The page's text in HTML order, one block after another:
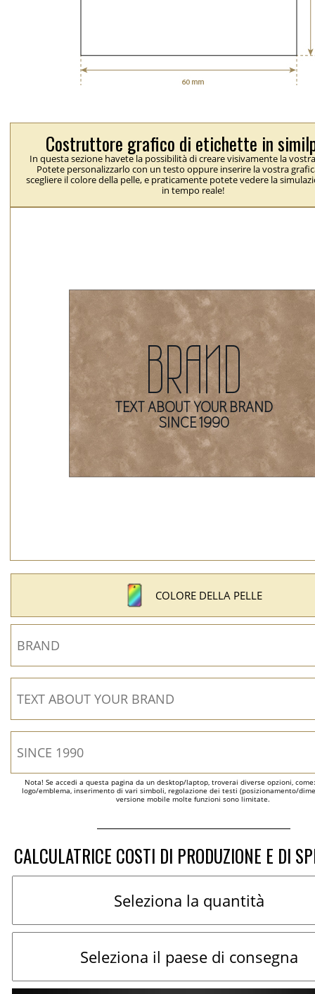
Costruttore grafico di etichette in
In questa sezione havete la possibilità di creare visivamente la
Potete personalizzarlo con un testo oppure inserire la vostra
scegliere il colore della pelle, e praticamente potete vedere la
in tempo reale!
COLORE DELLA PELLE
Nota! Se accedi a questa pagina da un desktop/laptop, troverai diverse opzioni,
logo/emblema, inserimento di vari simboli, regolazione dei testi (posizionamento/
versione mobile molte funzioni sono limitate.
CALCULATRICE COSTI DI PRODUZIONE E DI